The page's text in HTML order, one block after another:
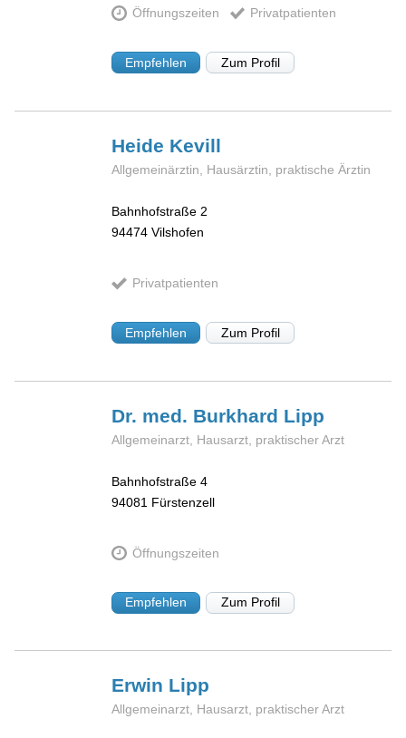
Öffnungszeiten Privatpatienten
Empfehlen Zum Profil
Heide Kevill
Allgemeinärztin, Hausärztin, praktische Ärztin
Bahnhofstraße 2
94474 Vilshofen
Privatpatienten
Empfehlen Zum Profil
Dr. med. Burkhard Lipp
Allgemeinarzt, Hausarzt, praktischer Arzt
Bahnhofstraße 4
94081 Fürstenzell
Öffnungszeiten
Empfehlen Zum Profil
Erwin Lipp
Allgemeinarzt, Hausarzt, praktischer Arzt